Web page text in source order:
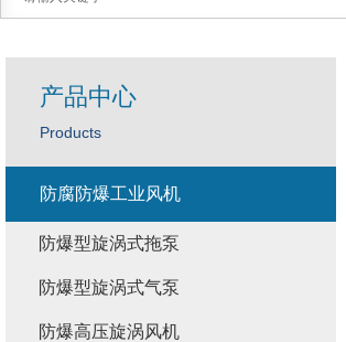
产品中心
Products
防腐防爆工业风机
防爆型旋涡式拖泵
防爆型旋涡式气泵
防爆高压旋涡风机